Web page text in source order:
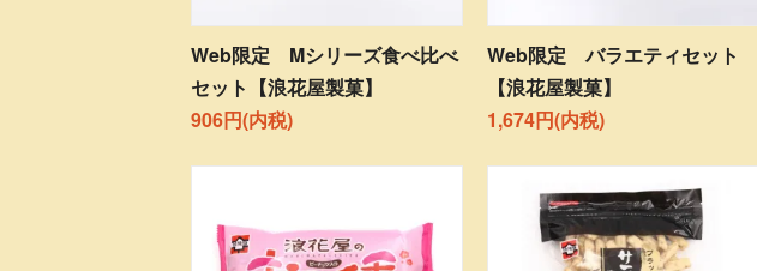
Web限定 Mシリーズ食べ比べ
セット【浪花屋製菓】
906円(内税)
Web限定 バラエティセット
【浪花屋製菓】
1,674円(内税)